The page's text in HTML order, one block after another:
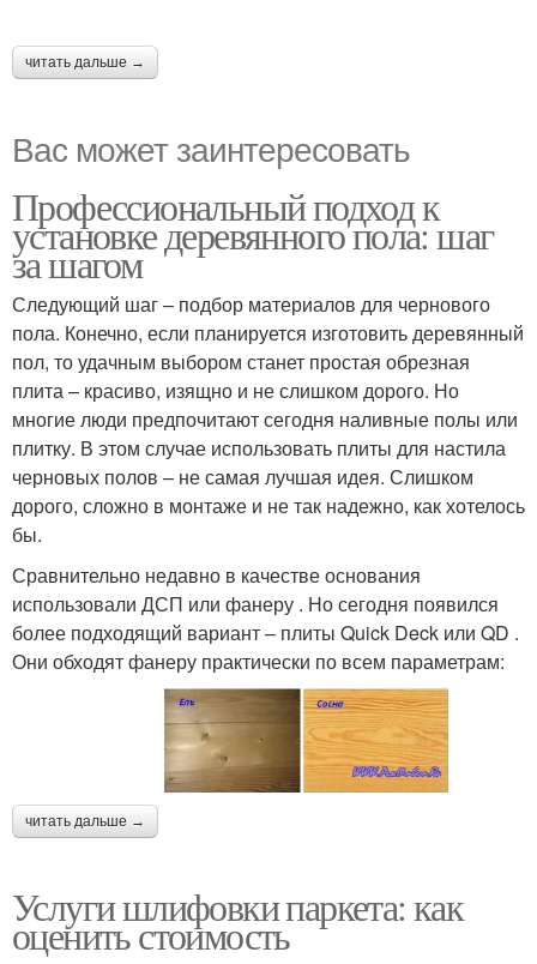
читать дальше →
Вас может заинтересовать
Профессиональный подход к
установке деревянного пола: шаг
за шагом
Следующий шаг – подбор материалов для чернового
пола. Конечно, если планируется изготовить деревянный
пол, то удачным выбором станет простая обрезная
плита – красиво, изящно и не слишком дорого. Но
многие люди предпочитают сегодня наливные полы или
плитку. В этом случае использовать плиты для настила
черновых полов – не самая лучшая идея. Слишком
дорого, сложно в монтаже и не так надежно, как хотелось
бы.
Сравнительно недавно в качестве основания
использовали ДСП или фанеру . Но сегодня появился
более подходящий вариант – плиты Quick Deck или QD .
Они обходят фанеру практически по всем параметрам:
читать дальше →
Услуги шлифовки паркета: как
оценить стоимость